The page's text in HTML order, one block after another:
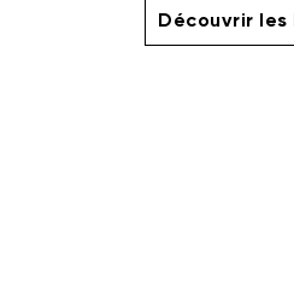
Découvrir